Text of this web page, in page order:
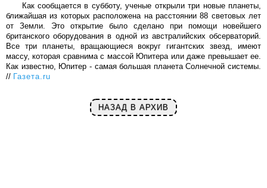
Как сообщается в субботу, ученые открыли три новые планеты,
ближайшая из которых расположена на расстоянии 88 световых лет
от Земли. Это открытие было сделано при помощи новейшего
британского оборудования в одной из австралийских обсерваторий.
Все три планеты, вращающиеся вокруг гигантских звезд, имеют
массу, которая сравнима с массой Юпитера или даже превышает ее.
Как известно, Юпитер - самая большая планета Солнечной системы.
// Газета.ru
НАЗАД В АРХИВ